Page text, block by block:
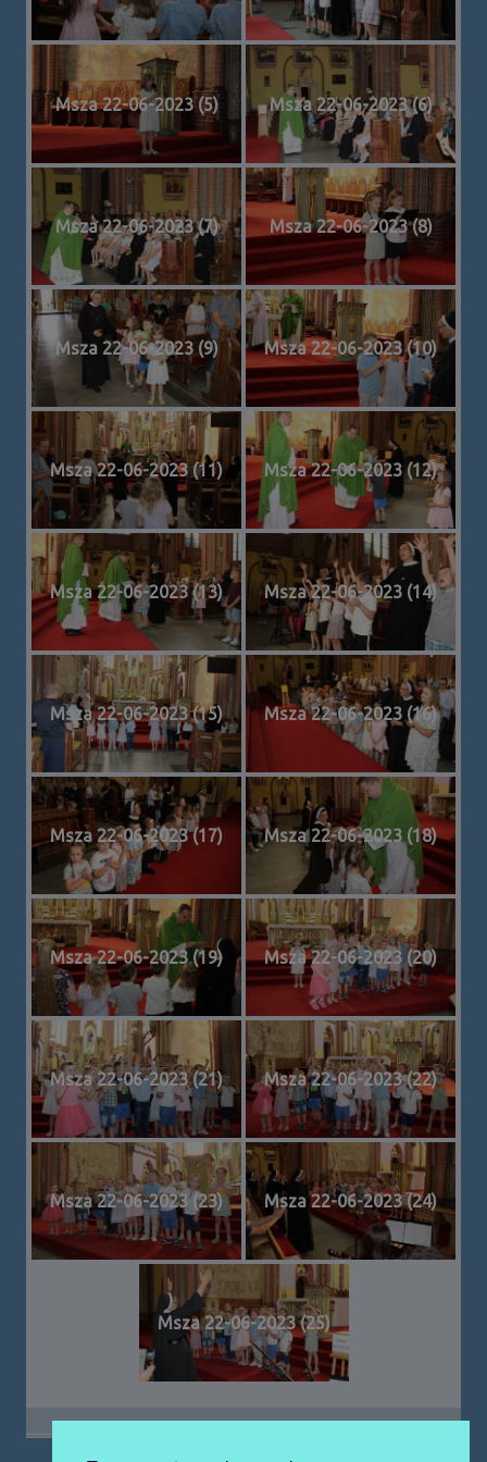
Msza 22-06-2023 (5) Msza 22-06-2023 (6)
Msza 22-06-2023 (7) Msza 22-06-2023 (8)
Msza 22-06-2023 (9) Msza 22-06-2023 (10)
Msza 22-06-2023 (11) Msza 22-06-2023 (12)
Msza 22-06-2023 (13) Msza 22-06-2023 (14)
Msza 22-06-2023 (15) Msza 22-06-2023 (16)
Msza 22-06-2023 (17) Msza 22-06-2023 (18)
Msza 22-06-2023 (19) Msza 22-06-2023 (20)
Msza 22-06-2023 (21) Msza 22-06-2023 (22)
Msza 22-06-2023 (23) Msza 22-06-2023 (24)
Msza 22-06-2023 (25)